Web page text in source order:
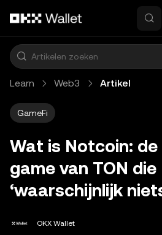
Learn Web3 Artikel
GameFi
Wat is Notcoin:
game van TON die
‘waarschijnlijk
OKX Wallet